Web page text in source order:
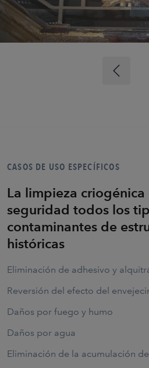
CASOS DE USO ESPECÍFICOS
La limpieza criogénica
seguridad todos los
contaminantes de
históricas
Eliminación de adhesivo y
Reversión del efecto del
Daños por fuego y humo
Daños por agua
Eliminación de la acumulación